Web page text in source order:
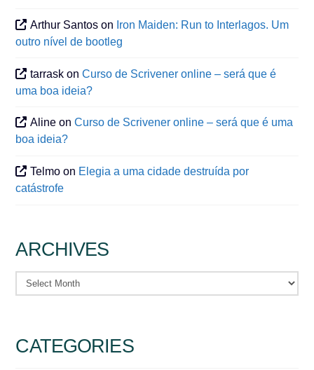
Arthur Santos on Iron Maiden: Run to Interlagos. Um
outro nível de bootleg
tarrask onCurso de Scrivener online – será que é
uma boa ideia?
Aline onCurso de Scrivener online – será que é uma
boa ideia?
Telmo on Elegia a uma cidade destruída por
catástrofe
ARCHIVES
Archives
CATEGORIES